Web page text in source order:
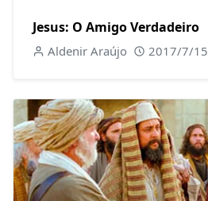
Jesus: O Amigo Verdadeiro
Aldenir Araújo 2017/7/15